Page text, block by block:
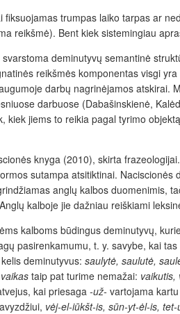
trumpas laiko tarpas ar
reikšmė). Bent kiek sistemingiau
deminutyvų semantinė
reikšmės komponentas visgi
darbų nagrinėjamos
darbuose (Dabašinskienė,
jiems to reikia pagal tyrimo
knyga (2010), skirta
sutampa atsitiktinai.
anglų kalbos duomenimis,
kalboje jie dažniau reiškiami
kalboms būdingus deminutyvų,
pasirenkamumu, t. y. savybe, kai
deminutyvus: saulytė, saulutė,
vaikas taip pat turime nemažai: vaikutis,
kai priesaga -už- vartojama
vėj-el-iūkšt-is, sūn-yt-ėl-is,